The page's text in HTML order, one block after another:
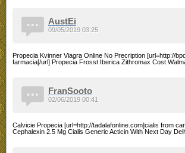
AustEi
Propecia Kvinner Viagra Online No Precription [url=http://
farmacia[/url] Propecia Frosst Iberica Zithromax Cost
09/05/2019 03:25
FranSooto
Calvicie Propecia [url=http://tadalafonline.com]cialis from
Cephalexin 2.5 Mg Cialis Generic Acticin With Next Day
02/06/2019 00:41